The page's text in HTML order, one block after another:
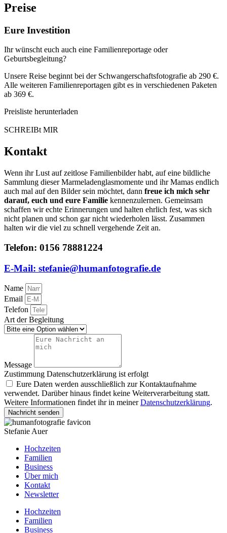
Preise
Eure Investition
Ihr wünscht euch auch eine Familienreportage oder
Geburtsbegleitung?
Unsere Reise beginnt bei der Schwangerschaftsfotografie ab 290 €.
Alle weiteren Familienreportagen gibt es in verschiedenen Paketen
ab 369 €.
Preisliste herunterladen
SCHREIBt MIR
Kontakt
Wenn ihr Lust auf zeitlose Familienbilder habt, auf eine bildliche
Sammlung dieser Marmeladenglasmomente und ihr Mamas endlich
auch mal auf den Bilder sein möchtet, dann freue ich mich sehr
darauf, euch und eure Familie kennenzulernen. Gemeinsam
schaffen wir echte Erinnerungen und halten ehrlich fest, was sich
nicht planen und schon gar nicht wiederholen lässt. Zusammen
halten wir die viel zu schnell vergehende Zeit an.
Telefon: 0156 78881224
E-Mail: stefanie@humanfotografie.de
Name
Email
Telefon
Art der Begleitung
Message
Zustimmung Datenschutzerklärung ist erfolgt
Eure Daten werden ausschließlich zur Kontaktaufnahme
verwendet. Darüber hinaus findet keine Weiterverarbeitung statt.
Weitere Informationen findet ihr in meinerDatenschutzerklärung.
Nachricht senden
Stefanie Auer
Hochzeiten
Familien
Business
Über mich
Kontakt
Newsletter
Hochzeiten
Familien
Business